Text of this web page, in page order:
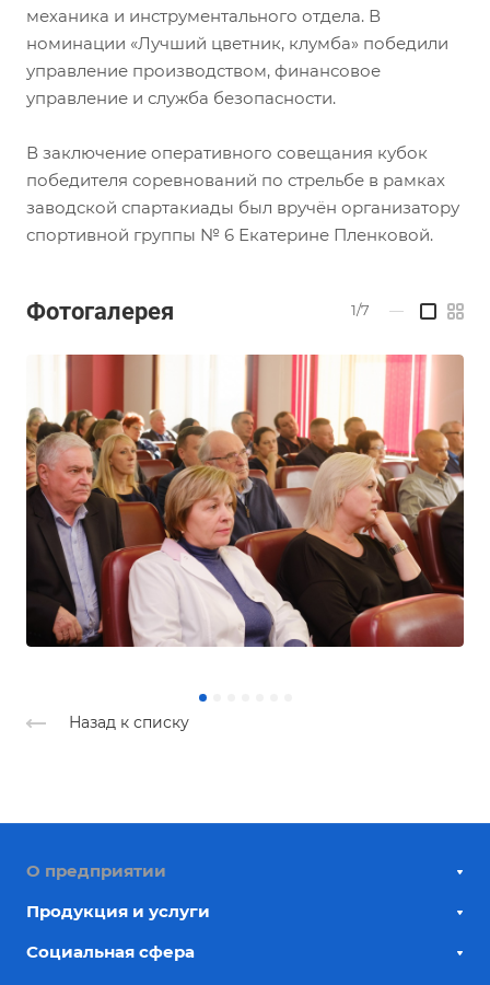
механика и инструментального отдела. В
номинации «Лучший цветник, клумба» победили
управление производством, финансовое
управление и служба безопасности.
В заключение оперативного совещания кубок
победителя соревнований по стрельбе в рамках
заводской спартакиады был вручён организатору
спортивной группы № 6 Екатерине Пленковой.
Фотогалерея 1/7 —
Назад к списку
О предприятии
Продукция и услуги
Социальная сфера